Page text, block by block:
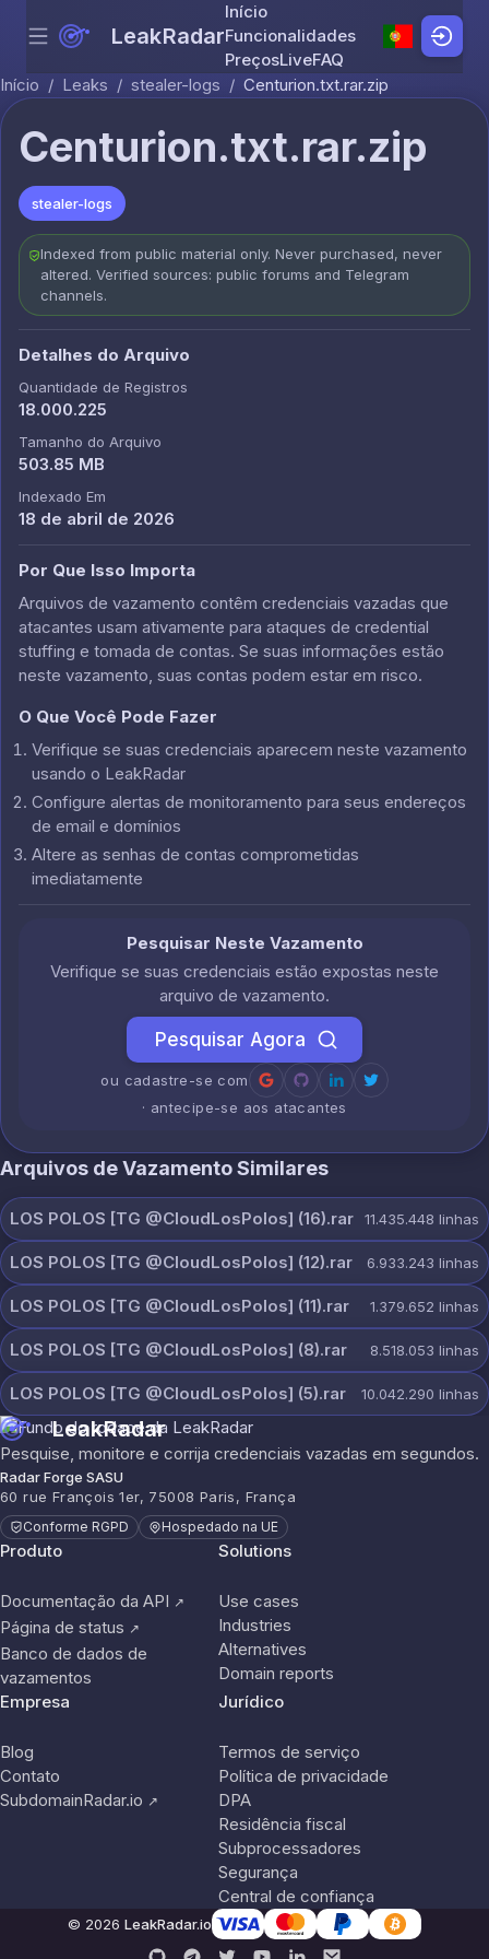
Skip to content
Menu LeakRadar
Início
Funcionalidades
PreçosLiveFAQ
Início / Leaks / stealer-logs / Centurion.txt.rar.zip
Centurion.txt.rar.zip
stealer-logs
Indexed from public material only. Never purchased, never
altered. Verified sources: public forums and Telegram
channels.
Detalhes do Arquivo
Quantidade de Registros
18.000.225
Tamanho do Arquivo
503.85 MB
Indexado Em
18 de abril de 2026
Por Que Isso Importa
Arquivos de vazamento contêm credenciais vazadas que
atacantes usam ativamente para ataques de credential
stuffing e tomada de contas. Se suas informações estão
neste vazamento, suas contas podem estar em risco.
O Que Você Pode Fazer
Verifique se suas credenciais aparecem neste vazamento
usando o LeakRadar
Configure alertas de monitoramento para seus endereços
de email e domínios
Altere as senhas de contas comprometidas
imediatamente
Pesquisar Neste Vazamento
Verifique se suas credenciais estão expostas neste
arquivo de vazamento.
Pesquisar Agora
ou cadastre-se com
· antecipe-se aos atacantes
Arquivos de Vazamento Similares
LOS POLOS [TG @CloudLosPolos] (16).rar 11.435.448 linhas
LOS POLOS [TG @CloudLosPolos] (12).rar 6.933.243 linhas
LOS POLOS [TG @CloudLosPolos] (11).rar 1.379.652 linhas
LOS POLOS [TG @CloudLosPolos] (8).rar 8.518.053 linhas
LOS POLOS [TG @CloudLosPolos] (5).rar 10.042.290 linhas
LeakRadar
Pesquise, monitore e corrija credenciais vazadas em segundos.
Radar Forge SASU
60 rue François 1er, 75008 Paris, França
Conforme RGPD Hospedado na UE
Produto
Documentação da API ↗
Página de status ↗
Banco de dados de
vazamentos
Solutions
Use cases
Industries
Alternatives
Domain reports
Empresa
Blog
Contato
SubdomainRadar.io ↗
Jurídico
Termos de serviço
Política de privacidade
DPA
Residência fiscal
Subprocessadores
Segurança
Central de confiança
© 2026 LeakRadar.io